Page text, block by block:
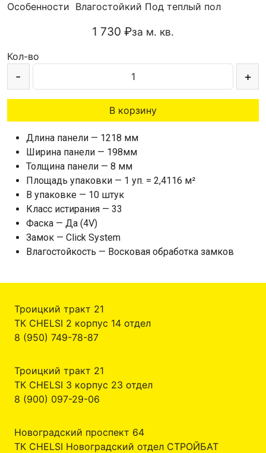
Особенности Влагостойкий Под теплый пол
1 730 ₽за м. кв.
Кол-во
- +
В корзину
Длина панели — 1218 мм
Ширина панели — 198мм
Толщина панели — 8 мм
Площадь упаковки — 1 уп. = 2,4116 м²
В упаковке — 10 штук
Класс истирания — 33
Фаска — Да (4V)
Замок — Click System
Влагостойкость — Восковая обработка замков
Троицкий тракт 21
ТК CHELSI 2 корпус 14 отдел
8 (950) 749-78-87
Троицкий тракт 21
ТК CHELSI 3 корпус 23 отдел
8 (900) 097-29-06
Новоградский проспект 64
ТК CHELSI Новоградский отдел СТРОЙБАТ